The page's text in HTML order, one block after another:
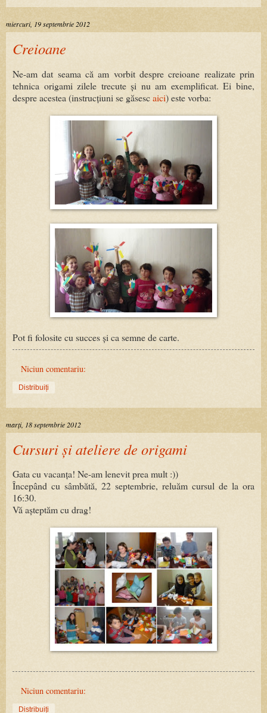
miercuri, 19 septembrie 2012
Creioane
Ne-am dat seama că am vorbit despre creioane realizate prin
tehnica origami zilele trecute și nu am exemplificat. Ei bine,
despre acestea (instrucțiuni se găsescaici) este vorba:
Pot fi folosite cu succes și ca semne de carte.
Niciun comentariu:
Distribuiți
marți, 18 septembrie 2012
Cursuri și ateliere de origami
Gata cu vacanța! Ne-am lenevit prea mult :))
Începând cu sâmbătă, 22 septembrie, reluăm cursul de la ora
16:30.
Vă așteptăm cu drag!
Niciun comentariu:
Distribuiți